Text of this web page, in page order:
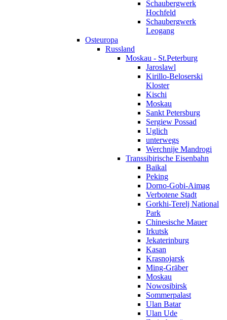
Schaubergwerk
Hochfeld
Schaubergwerk
Leogang
Osteuropa
Russland
Moskau - St.Peterburg
Jaroslawl
Kirillo-Beloserski
Kloster
Kischi
Moskau
Sankt Petersburg
Sergiew Possad
Uglich
unterwegs
Werchnije Mandrogi
Transsibirische Eisenbahn
Baikal
Peking
Dorno-Gobi-Aimag
Verbotene Stadt
Gorkhi-Terelj National
Park
Chinesische Mauer
Irkutsk
Jekaterinburg
Kasan
Krasnojarsk
Ming-Gräber
Moskau
Nowosibirsk
Sommerpalast
Ulan Batar
Ulan Ude